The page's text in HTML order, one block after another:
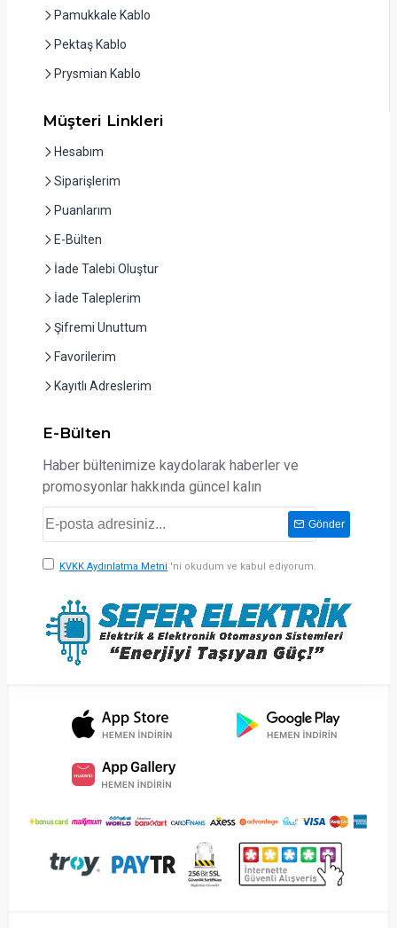
Pamukkale Kablo
Pektaş Kablo
Prysmian Kablo
Müşteri Linkleri
Hesabım
Siparişlerim
Puanlarım
E-Bülten
İade Talebi Oluştur
İade Taleplerim
Şifremi Unuttum
Favorilerim
Kayıtlı Adreslerim
E-Bülten
Haber bültenimize kaydolarak haberler ve
promosyonlar hakkında güncel kalın
Gönder
KVKK Aydınlatma Metni 'ni okudum ve kabul ediyorum.